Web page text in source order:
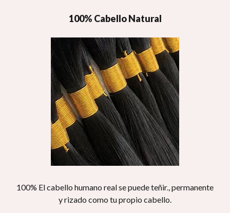
100% Cabello Natural
100% El cabello humano real se puede teñir., permanente
y rizado como tu propio cabello.